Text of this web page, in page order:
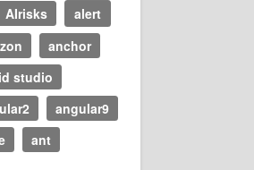
AI Coding
AI IDE
AGENT
AIrisks